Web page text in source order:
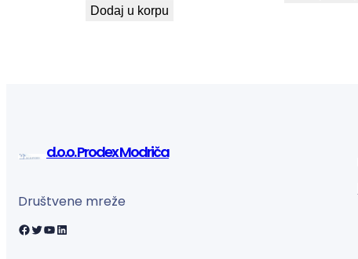
Dodaj u korpu
d.o.o. Prodex Modriča
Društvene mreže
Facebook Twitter YouTube LinkedIn